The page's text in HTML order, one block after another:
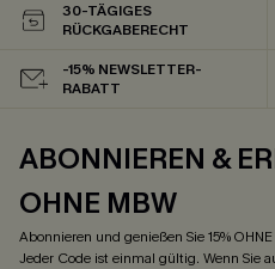
30-TÄGIGES
RÜCKGABERECHT
-15% NEWSLETTER-
RABATT
ABONNIEREN &
OHNE MBW
Abonnieren und genießen Sie 15%
Jeder Code ist einmal gültig. Wenn Sie